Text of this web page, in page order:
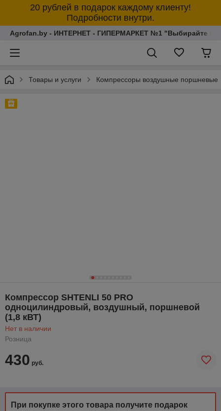
20 рублей в подарок каждому клиенту!
Подробности внутри.
Agrofan.by - ИНТЕРНЕТ - ГИПЕРМАРКЕТ №1 "Выбирайте
Товары и услуги Компрессоры воздушные поршневые
Компрессор SHTENLI 50 PRO
одноцилиндровый, воздушный, поршневой
(1,8 кВТ)
Нет в наличии
Розница
430 руб.
При покупке этого товара получите подарок